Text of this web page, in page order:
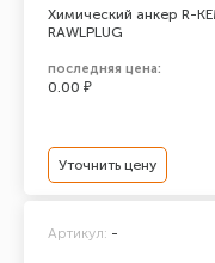
Химический анкер R-
RAWLPLUG
последняя цена:
0.00 ₽
Уточнить цену
Артикул: -